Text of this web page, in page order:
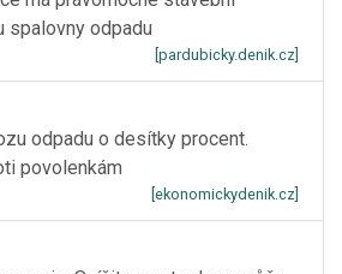
spalovny odpadu
[pardubicky.denik.cz]
odpadu o desítky procent.
povolenkám
[ekonomickydenik.cz]